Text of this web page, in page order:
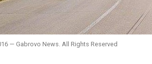
— Gabrovo News. All Rights Reserved